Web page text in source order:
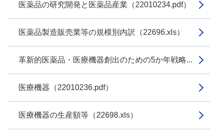
医薬品の研究開発と医薬品産業（22010234.pdf）
医薬品製造販売業等の規模別内訳（22696.xls）
革新的医薬品・医療機器創出のための5か年戦略...
医療機器（22010236.pdf）
医療機器の生産額等（22698.xls）